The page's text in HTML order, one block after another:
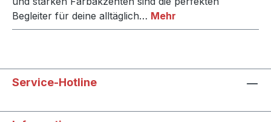
Begleiter für deine alltäglich… Mehr
Service-Hotline